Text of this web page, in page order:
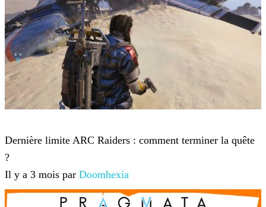
Dernière limite ARC Raiders : comment terminer la quête
?
Il y a 3 mois par Doomhexia